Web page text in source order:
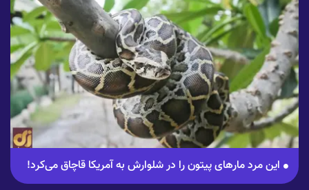
این مرد مار‌های پیتون را در شلوارش به آمریکا قاچاق می‌کرد!